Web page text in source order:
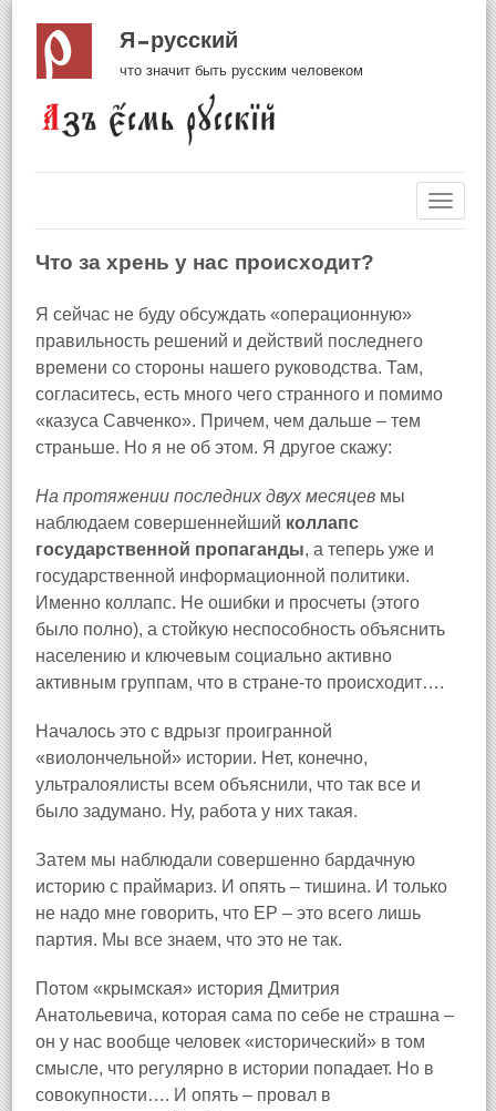
Я русский
что значит быть русским человеком
Что за хрень у нас происходит?
Я сейчас не буду обсуждать «операционную»
правильность решений и действий последнего
времени со стороны нашего руководства. Там,
согласитесь, есть много чего странного и помимо
«казуса Савченко». Причем, чем дальше – тем
страньше. Но я не об этом. Я другое скажу:
На протяжении последних двух месяцев мы
наблюдаем совершеннейший коллапс
государственной пропаганды, а теперь уже и
государственной информационной политики.
Именно коллапс. Не ошибки и просчеты (этого
было полно), а стойкую неспособность объяснить
населению и ключевым социально активно
активным группам, что в стране-то происходит….
Началось это с вдрызг проигранной
«виолончельной» истории. Нет, конечно,
ультралоялисты всем объяснили, что так все и
было задумано. Ну, работа у них такая.
Затем мы наблюдали совершенно бардачную
историю с праймариз. И опять – тишина. И только
не надо мне говорить, что ЕР – это всего лишь
партия. Мы все знаем, что это не так.
Потом «крымская» история Дмитрия
Анатольевича, которая сама по себе не страшна –
он у нас вообще человек «исторический» в том
смысле, что регулярно в истории попадает. Но в
совокупности…. И опять – провал в